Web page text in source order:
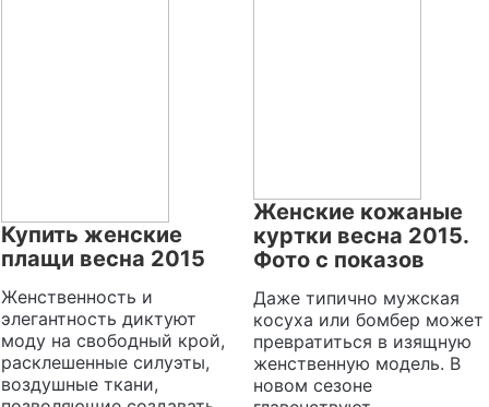
Купить женские
плащи весна 2015
Женственность и
элегантность диктуют
моду на свободный крой,
расклешенные силуэты,
воздушные ткани,
Женские кожаные
куртки весна 2015.
Фото с показов
Даже типично мужская
косуха или бомбер может
превратиться в изящную
женственную модель. В
новом сезоне